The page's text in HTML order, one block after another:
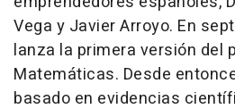
Vega y Javier Arroyo. En
lanza la primera versión del
Matemáticas. Desde
basado en evidencias